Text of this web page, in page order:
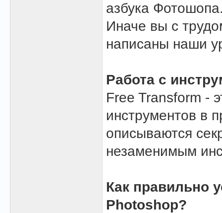
азбука
Иначе вы с
написаны наши
Работа с
Free Transform -
инструментов в
описываются
незаменимым
Как правильно
Photoshop?